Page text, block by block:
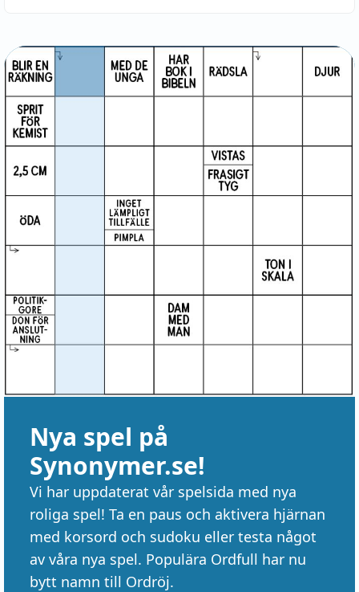
Nya spel på
Synonymer.se!
Vi har uppdaterat vår spelsida med nya
roliga spel! Ta en paus och aktivera hjärnan
med korsord och sudoku eller testa något
av våra nya spel. Populära Ordfull har nu
bytt namn till Ordröj.